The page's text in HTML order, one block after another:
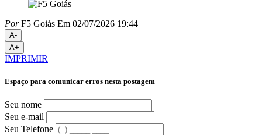
PorF5 Goiás Em 02/07/2026 19:44
A-
A+
IMPRIMIR
Espaço para comunicar erros nesta postagem
Seu nome
Seu e-mail
Seu Telefone